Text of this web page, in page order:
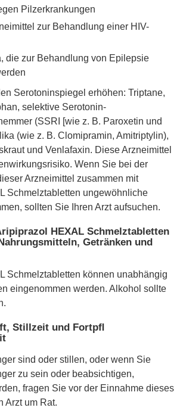
Pilzerkrankungen
zur Behandlung einer HIV-
die zur Behandlung von Epilepsie
Serotoninspiegel erhöhen: Triptane,
selektive Serotonin-
(SSRI [wie z. B. Paroxetin und
(wie z. B. Clomipramin, Amitriptylin),
und Venlafaxin. Diese Arzneimittel
Wenn Sie bei der
Arzneimittel zusammen mit
Schmelztabletten ungewöhnliche
sollten Sie Ihren Arzt aufsuchen.
HEXAL Schmelztabletten
Getränken und
Schmelztabletten können unabhängig
eingenommen werden. Alkohol sollte
Stillzeit und Fortpﬂ
sind oder stillen, oder wenn Sie
zu sein oder beabsichtigen,
fragen Sie vor der Einnahme dieses
Arzt um Rat.